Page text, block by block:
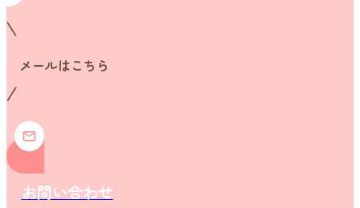
メールはこちら
お問い合わせ